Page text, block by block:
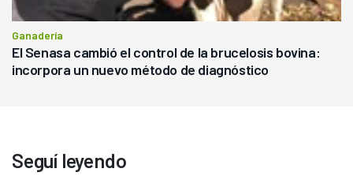
Ganadería
El Senasa cambió el control de la brucelosis bovina:
incorpora un nuevo método de diagnóstico
Seguí leyendo